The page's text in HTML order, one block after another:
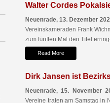
Walter Cordes
Neuenrade, 13. Dezember
Vereinskameraden Frank
zum fünften Mal den Titel
Read More
Dirk Jansen ist
Neuenrade, 15. November
Vereine traten am Samstag in